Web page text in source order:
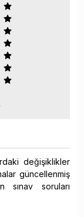
değişiklikler
güncellenmiş
soruları